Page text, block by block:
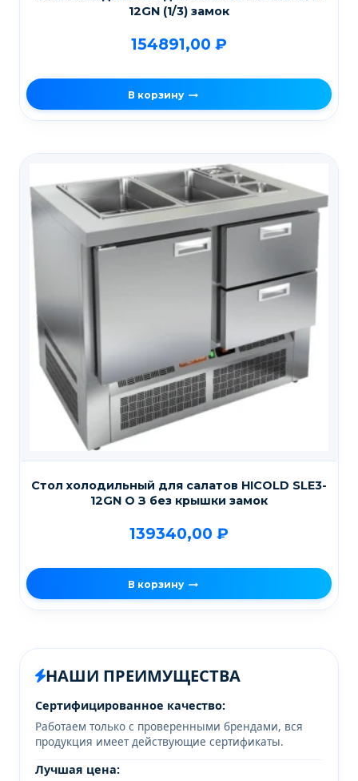
12GN (1/3) замок
154891,00 ₽
В корзину
Стол холодильный для салатов HICOLD SLE3-
12GN О З без крышки замок
139340,00 ₽
В корзину
НАШИ ПРЕИМУЩЕСТВА
Сертифицированное качество:
Работаем только с проверенными брендами, вся
продукция имеет действующие сертификаты.
Лучшая цена: